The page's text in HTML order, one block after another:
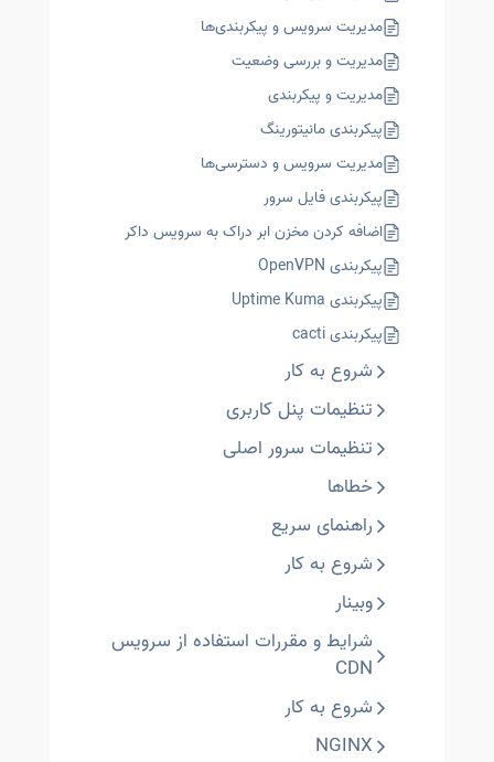
مدیریت سرویس و پیکربندی‌ها
مدیریت و بررسی وضعیت
مدیریت و پیکربندی
پیکربندی مانیتورینگ
مدیریت سرویس و دسترسی‌ها
پیکربندی فایل سرور
اضافه کردن مخزن ابر دراک به سرویس داکر
پیکربندی OpenVPN
پیکربندی Uptime Kuma
پیکربندی cacti
شروع به کار
تنظیمات پنل کاربری
تنظیمات سرور اصلی
خطاها
راهنمای سریع
شروع به کار
وبینار
شرایط و مقررات استفاده از سرویس
CDN
شروع به کار
NGINX